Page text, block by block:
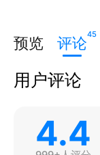
预览 评论45
用户评论
4.4